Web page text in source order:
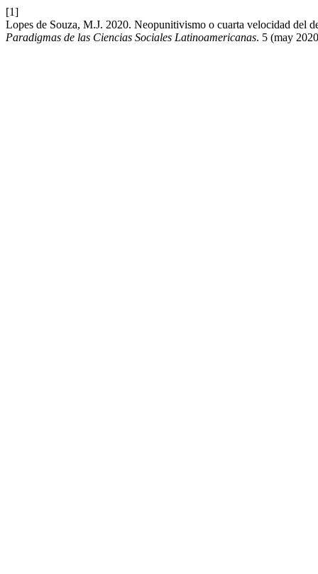
[1]
Lopes de Souza, M.J. 2020. Neopunitivismo o cuarta velocidad del
Paradigmas de las Ciencias Sociales Latinoamericanas. 5 (may